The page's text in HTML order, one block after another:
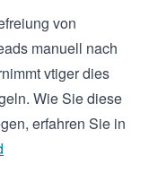
von
manuell nach
vtiger dies
Wie Sie diese
erfahren Sie in